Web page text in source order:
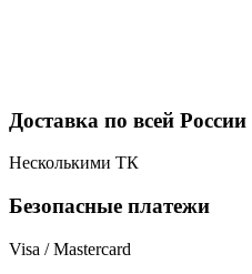
Доставка по всей России
Несколькими ТК
Безопасные платежи
Visa / Mastercard